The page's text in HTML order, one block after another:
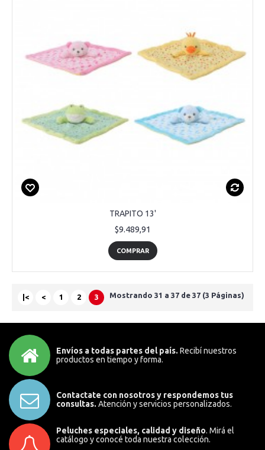
TRAPITO 13'
$9.489,91
COMPRAR
|< < 1 2 3 Mostrando 31 a 37 de 37 (3 Páginas)
Envíos a todas partes del país. Recibí nuestros
productos en tiempo y forma.
Contactate con nosotros y respondemos tus
consultas. Atención y servicios personalizados.
Peluches especiales, calidad y diseño. Mirá el
catálogo y conocé toda nuestra colección.